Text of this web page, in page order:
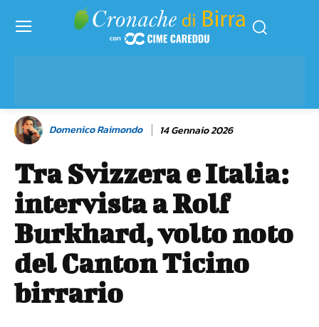
Domenico Raimondo 14 Gennaio 2026
Tra Svizzera e Italia:
intervista a Rolf
Burkhard, volto noto
del Canton Ticino
birrario